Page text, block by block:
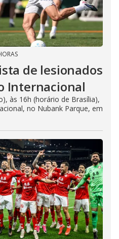
de lesionados
Internacional
às 16h (horário de Brasília),
no Nubank Parque, em